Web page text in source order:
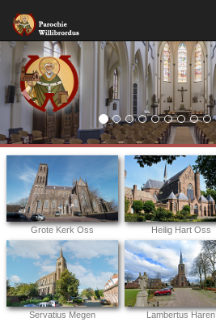
Previous
Grote Kerk Oss Heilig Hart Oss
Servatius Megen Lambertus Haren